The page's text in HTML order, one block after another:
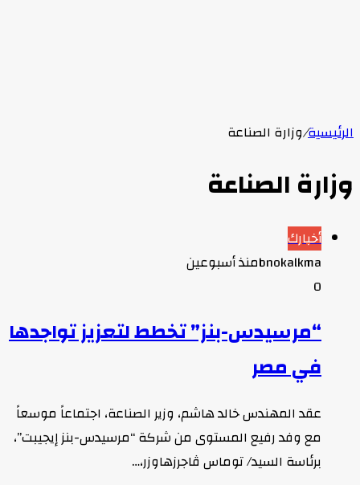
الرئيسية/وزارة الصناعة
وزارة الصناعة
أخبارك
bnokalkmaمنذ أسبوعين
0
“مرسيدس-بنز” تخطط لتعزيز تواجدها
في مصر
عقد المهندس خالد هاشم، وزير الصناعة، اجتماعاً موسعاً
مع وفد رفيع المستوى من شركة “مرسيدس-بنز إيجيبت”،
برئاسة السيد/ توماس ڤاجرزهاوزر،…